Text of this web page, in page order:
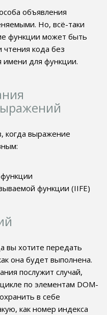
объявления
Но, всё-таки
функции может быть
чтения кода без
для функции.
когда выражение
функции (IIFE)
вы хотите передать
она будет выполнена.
послужит случай,
по элементам DOM-
в себе
как номер индекса